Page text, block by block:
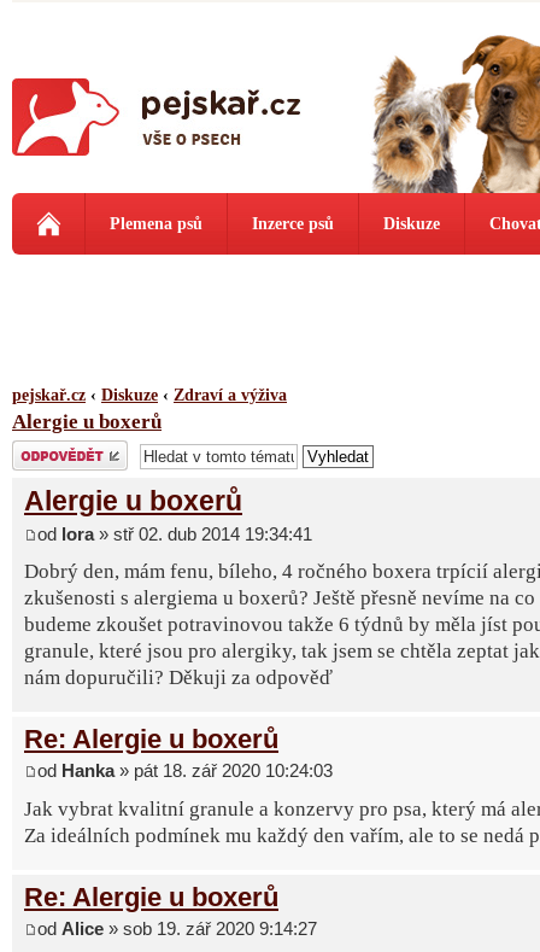
Plemena psů Inzerce psů Diskuze
pejskař.cz ‹ Diskuze ‹ Zdraví a výživa
Alergie u boxerů
Odeslat odpověď
Alergie u boxerů
od lora» stř 02. dub 2014 19:34:41
Dobrý den, mám fenu, bíleho, 4 ročného boxera trpícií
zkušenosti s alergiema u boxerů? Ještě přesně nevíme na
budeme zkoušet potravinovou takže 6 týdnů by měla jíst
granule, které jsou pro alergiky, tak jsem se chtěla zeptat
nám dopuručili? Děkuji za odpověď
Re: Alergie u boxerů
od Hanka» pát 18. zář 2020 10:24:03
Jak vybrat kvalitní granule a konzervy pro psa, který má
Za ideálních podmínek mu každý den vařím, ale to se nedá
Re: Alergie u boxerů
od Alice » sob 19. zář 2020 9:14:27